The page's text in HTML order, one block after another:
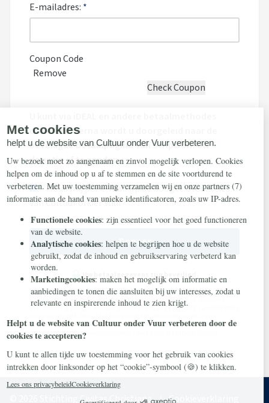
E-mailadres: *
Coupon Code
Remove
doneren. Hierna wordt u doorgeleid naar de
beveiligde betaalpagina van Stripe om uw
donatie af te ronden.
Houd mij per e-mail op de hoogte over acties
van Cultuur onder Vuur
Doneer
Uw betaalgegevens zijn beveiligd.
Cultuur onder Vuur is een project van Stichting Civitas Christiana -
een stichting zonder winstoogmerk die in 2014 in Heilig Landstichting
toestemming om uw donatie te gebruiken voor dit project of een
ander project in overeenstemming met onze statutaire doelen.
© 2026 Stichting Civitas Christiana Cookieverklaring